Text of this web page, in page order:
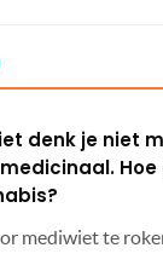
denk je niet
Hoe
mediwiet te